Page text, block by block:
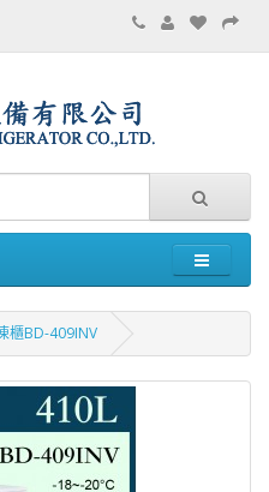
櫃BD-409INV